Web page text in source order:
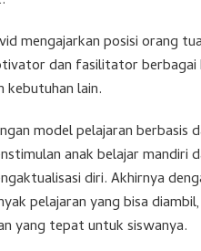
mengajarkan posisi orang
dan fasilitator berbagai
kebutuhan lain.
model pelajaran berbasis
anak belajar mandiri
diri. Akhirnya
pelajaran yang bisa
yang tepat untuk siswanya.